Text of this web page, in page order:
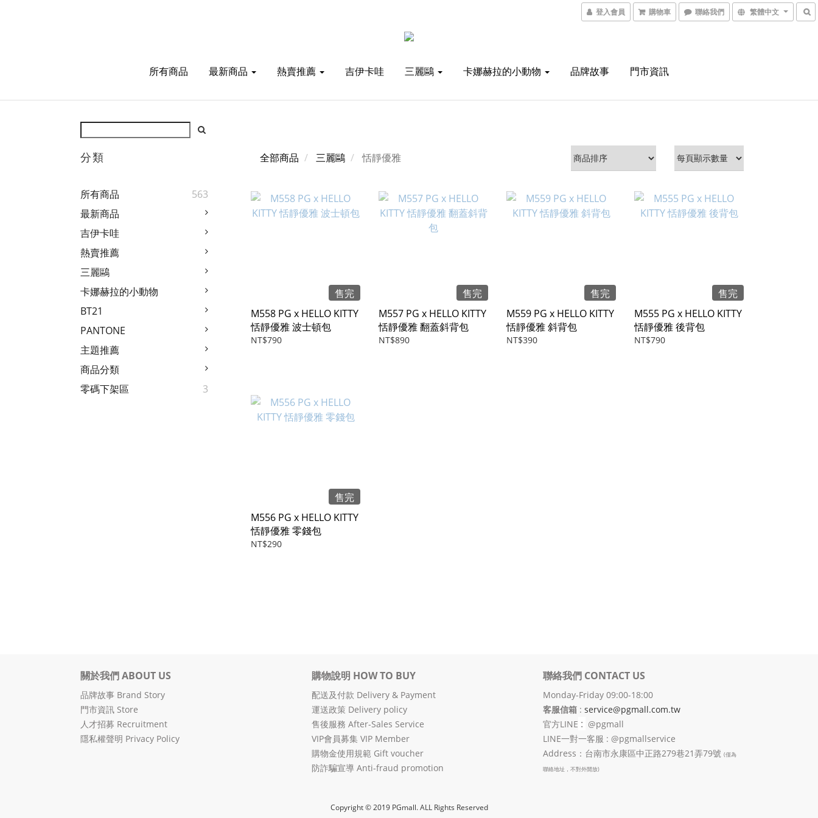
登入會員 購物車 聯絡我們 繁體中文
所有商品 最新商品 熱賣推薦 吉伊卡哇 三麗鷗 卡娜赫拉的小動物 品牌故事 門市資訊
分類
所有商品
563
最新商品
吉伊卡哇
熱賣推薦
三麗鷗
卡娜赫拉的小動物
BT21
PANTONE
主題推薦
商品分類
零碼下架區
3
全部商品 三麗鷗 恬靜優雅
售完
M558 PG x HELLO KITTY
恬靜優雅 波士頓包
NT$790
售完
M557 PG x HELLO KITTY
恬靜優雅 翻蓋斜背包
NT$890
售完
M559 PG x HELLO KITTY
恬靜優雅 斜背包
NT$390
售完
M555 PG x HELLO KITTY
恬靜優雅 後背包
NT$790
售完
M556 PG x HELLO KITTY
恬靜優雅 零錢包
NT$290
關於我們 ABOUT US
品牌故事 Brand Story
門市資訊 Store
人才招募 Recruitment
隱私權聲明 Privacy Policy
購物說明 HOW TO BUY
配送及付款 Delivery & Payment
運送政策 Delivery policy
售後服務 After-Sales Service
VIP會員募集 VIP Member
購物金使用規範 Gift voucher
防詐騙宣導 Anti-fraud promotion
聯絡我們 CONTACT US
Monday-Friday 09:00-18:00
客服信箱 : service@pgmall.com.tw
官方LINE : @pgmall
LINE一對一客服 : @pgmallservice
Address：台南市永康區中正路279巷21弄79號 (僅為
聯絡地址，不對外開放)
Copyright © 2019 PGmall. ALL Rights Reserved